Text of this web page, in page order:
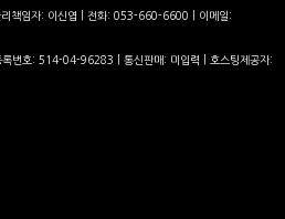
리책임자: 이신엽 | 전화: 053-660-6600 | 이메일:
번호: 514-04-96283 | 통신판매: 미입력 | 호스팅제공자: